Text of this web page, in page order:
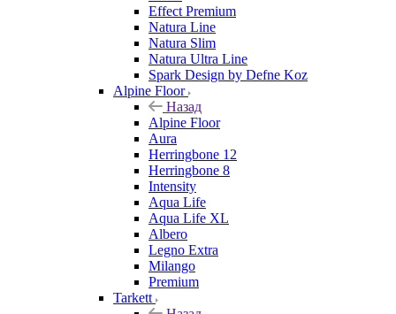
Effect Premium
Natura Line
Natura Slim
Natura Ultra Line
Spark Design by Defne Koz
Alpine Floor
Назад
Alpine Floor
Aura
Herringbone 12
Herringbone 8
Intensity
Aqua Life
Aqua Life XL
Albero
Legno Extra
Milango
Premium
Tarkett